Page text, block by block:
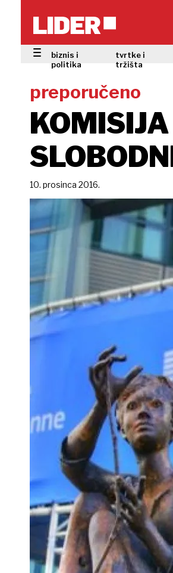
biznis i
politika
tvrtke i
tržišta
preporučeno
10. prosinca 2016.